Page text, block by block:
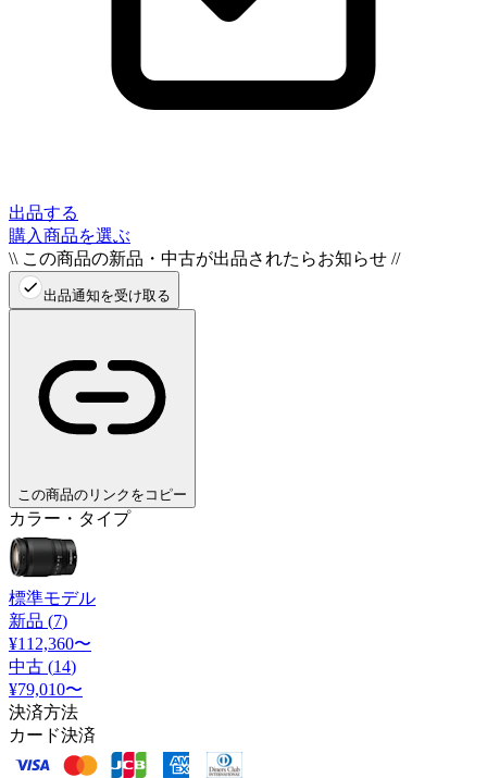
出品する
購入商品を選ぶ
\\ この商品の新品・中古が出品されたらお知らせ //
出品通知を受け取る
この商品のリンクをコピー
カラー・タイプ
標準モデル
新品 (7)
¥112,360〜
中古 (14)
¥79,010〜
決済方法
カード決済